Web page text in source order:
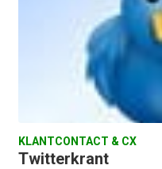
KLANTCONTACT & CX
Twitterkrant